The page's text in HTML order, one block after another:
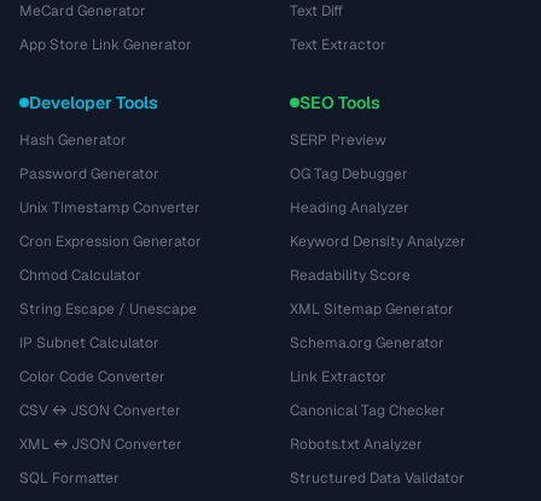
MeCard Generator
App Store Link Generator
Text Diff
Text Extractor
Developer Tools
Hash Generator
Password Generator
Unix Timestamp Converter
Cron Expression Generator
Chmod Calculator
String Escape / Unescape
IP Subnet Calculator
Color Code Converter
CSV ↔ JSON Converter
XML ↔ JSON Converter
SQL Formatter
SEO Tools
SERP Preview
OG Tag Debugger
Heading Analyzer
Keyword Density Analyzer
Readability Score
XML Sitemap Generator
Schema.org Generator
Link Extractor
Canonical Tag Checker
Robots.txt Analyzer
Structured Data Validator